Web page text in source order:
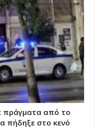
πράγματα από το
πήδηξε στο κενό